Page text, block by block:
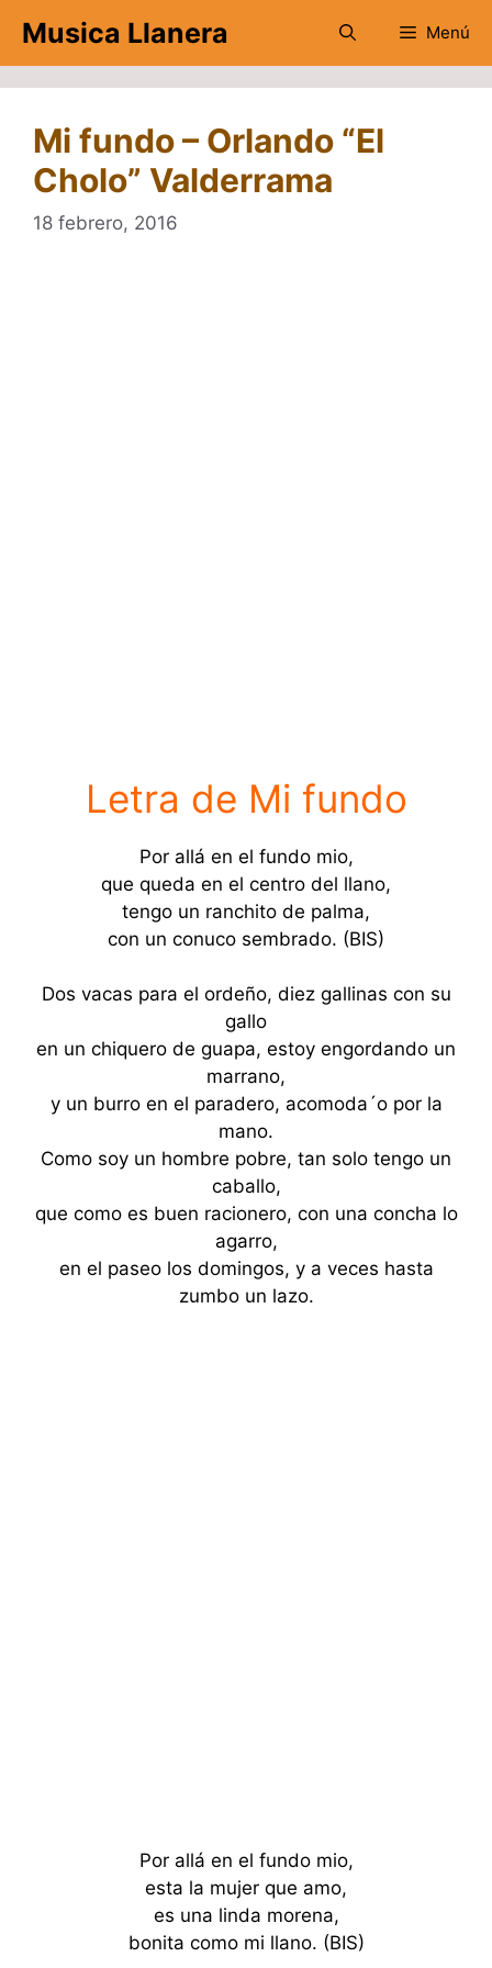
contenido
Musica Llanera Menú
Mi fundo – Orlando “El
Cholo” Valderrama
18 febrero, 2016
Letra de Mi fundo
Por allá en el fundo mio,
que queda en el centro del llano,
tengo un ranchito de palma,
con un conuco sembrado. (BIS)
Dos vacas para el ordeño, diez gallinas con su
gallo
en un chiquero de guapa, estoy engordando un
marrano,
y un burro en el paradero, acomoda´o por la
mano.
Como soy un hombre pobre, tan solo tengo un
caballo,
que como es buen racionero, con una concha lo
agarro,
en el paseo los domingos, y a veces hasta
zumbo un lazo.
Por allá en el fundo mio,
esta la mujer que amo,
es una linda morena,
bonita como mi llano. (BIS)